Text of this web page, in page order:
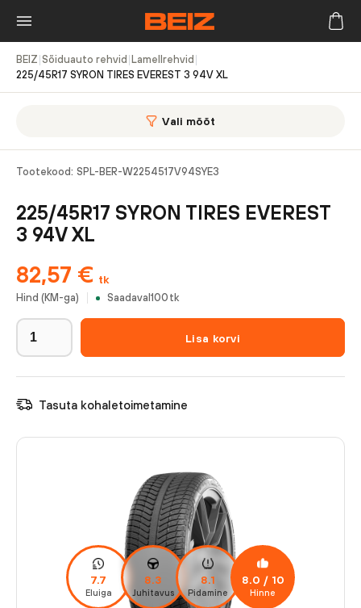
BEIZ Sõiduauto rehvid Lamellrehvid
225/45R17 SYRON TIRES EVEREST 3 94V XL
Vali mõõt
7.7
Eluiga
8.3
Juhitavus
8.1
Pidamine
8.0 / 10
Hinne
Tootekood: SPL-BER-W2254517V94SYE3
225/45R17 SYRON TIRES EVEREST
3 94V XL
82,57 € tk
Hind (KM-ga) Saadaval 100 tk
Lisa korvi
Tasuta kohaletoimetamine